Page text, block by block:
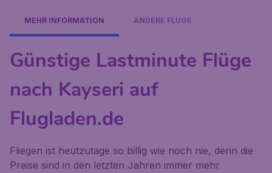
MEHR INFORMATION ANDERE FLÜGE
Günstige Lastminute Flüge
nach Kayseri auf
Flugladen.de
Fliegen ist heutzutage so billig wie noch nie, denn die
Preise sind in den letzten Jahren immer mehr